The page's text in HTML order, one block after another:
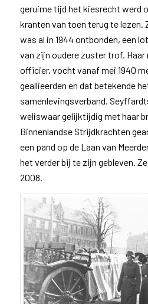
geruime tijd het kiesrecht werd
kranten van toen terug te lezen.
was al in 1944 ontbonden, een
van zijn oudere zuster trof. Haar
officier, vocht vanaf mei 1940
geallieerden en dat betekende
samenlevingsverband.
weliswaar gelijktijdig met haar
Binnenlandse Strijdkrachten
een pand op de Laan van
het verder bij te zijn gebleven.
2008.